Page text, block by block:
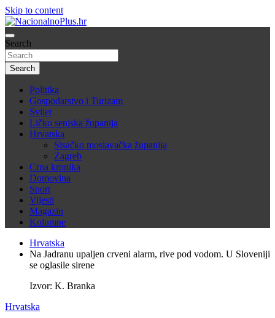
Skip to content
NacionalnoPlus.hr
Nacija želi znati više
Search
Search
Politika
Gospodarstvo i Turizam
Svijet
Ličko senjska županija
Hrvatska
Sisačko moslavačka županija
Zagreb
Crna kronika
Domovina
Sport
Vijesti
Magazin
Kolumne
Hrvatska
Na Jadranu upaljen crveni alarm, rive pod vodom. U Sloveniji
se oglasile sirene
Izvor: K. Branka
Hrvatska